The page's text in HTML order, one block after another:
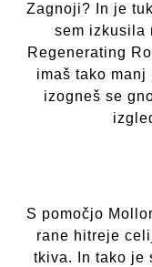
Zagnoji? In je
sem izkusila
Regenerating
imaš tako manj
izogneš se
S pomočjo
rane hitreje
tkiva. In tako je